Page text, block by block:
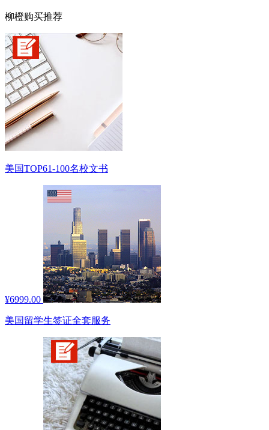
柳橙购买推荐
美国TOP61-100名校文书
¥6999.00
美国留学生签证全套服务